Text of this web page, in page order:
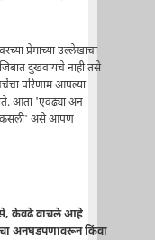
प्रेमाच्या उल्लेखाचा
दुखवायचे नाही तसे
परिणाम आपल्या
आता 'एवढ्या अन
कसली' असे आपण
केवढे वाचले आहे
अनघडपणावरून किंवा